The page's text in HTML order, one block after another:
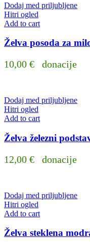
Dodaj med priljubljene
Hitri ogled
Add to cart
Želva posoda za
10,00 € donacije
Dodaj med priljubljene
Hitri ogled
Add to cart
Želva železni
12,00 € donacije
Dodaj med priljubljene
Hitri ogled
Add to cart
Želva steklena